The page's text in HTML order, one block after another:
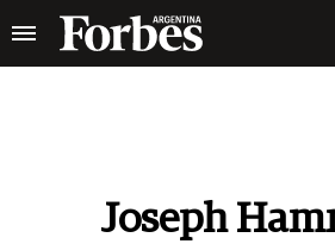
Joseph